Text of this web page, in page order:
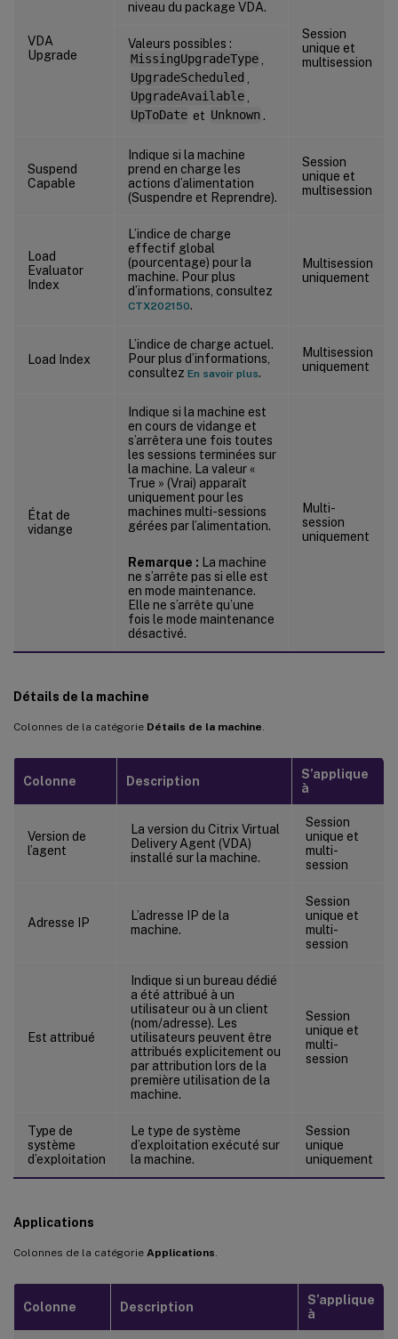
VDA
Upgrade
niveau du package VDA.
Session
unique et
multisession
Valeurs possibles :
MissingUpgradeType
UpgradeScheduled
UpgradeAvailable
UpToDate et Unknown .
Suspend
Capable
Indique si la machine
prend en charge les
actions d’alimentation
(Suspendre et Reprendre).
Session
unique et
multisession
Load
Evaluator
Index
L’indice de charge
effectif global
(pourcentage) pour la
machine. Pour plus
d’informations, consultez
CTX202150.
Multisession
uniquement
Load Index
L’indice de charge actuel.
Pour plus d’informations,
consultez En savoir plus.
Multisession
uniquement
État de
vidange
Indique si la machine est
en cours de vidange et
s’arrêtera une fois toutes
les sessions terminées sur
la machine. La valeur «
True » (Vrai) apparaît
uniquement pour les
machines multi-sessions
gérées par l’alimentation.
Multi-
session
uniquement
Remarque : La machine
ne s’arrête pas si elle est
en mode maintenance.
Elle ne s’arrête qu’une
fois le mode maintenance
désactivé.
Détails de la machine
Colonnes de la catégorie Détails de la machine
Colonne Description
S’applique
à
Version de
l’agent
La version du Citrix Virtual
Delivery Agent (VDA)
installé sur la machine.
Session
unique et
multi-
session
Adresse IP
L’adresse IP de la
machine.
Session
unique et
multi-
session
Est attribué
Indique si un bureau dédié
a été attribué à un
utilisateur ou à un client
(nom/adresse). Les
utilisateurs peuvent être
attribués explicitement ou
par attribution lors de la
première utilisation de la
machine.
Session
unique et
multi-
session
Type de
système
d’exploitation
Le type de système
d’exploitation exécuté sur
la machine.
Session
unique
uniquement
Applications
Colonnes de la catégorie Applications
Colonne Description
S’applique
à